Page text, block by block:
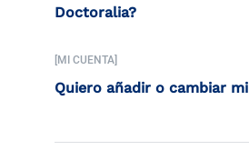
Doctoralia?
[MI CUENTA]
Quiero añadir o cambiar